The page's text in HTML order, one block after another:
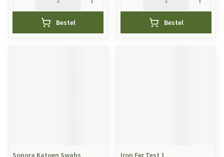
Bestel Bestel
Sonora Katoen Swabs Iron Fer Test 1